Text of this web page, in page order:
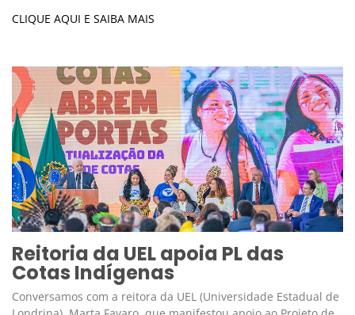
CLIQUE AQUI E SAIBA MAIS
Reitoria da UEL apoia PL das
Cotas Indígenas
Conversamos com a reitora da UEL (Universidade Estadual de